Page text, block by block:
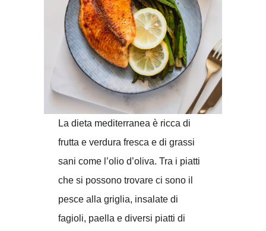
La dieta mediterranea è ricca di
frutta e verdura fresca e di grassi
sani come l’olio d’oliva. Tra i piatti
che si possono trovare ci sono il
pesce alla griglia, insalate di
fagioli, paella e diversi piatti di